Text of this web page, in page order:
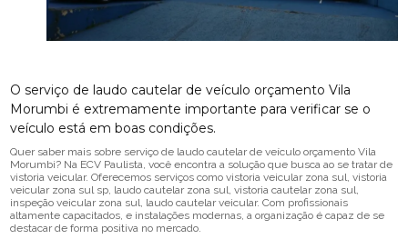
O serviço de laudo cautelar de veículo orçamento Vila
Morumbi é extremamente importante para verificar se o
veículo está em boas condições.
Quer saber mais sobre serviço de laudo cautelar de veículo orçamento Vila
Morumbi? Na ECV Paulista, você encontra a solução que busca ao se tratar de
vistoria veicular. Oferecemos serviços como vistoria veicular zona sul, vistoria
veicular zona sul sp, laudo cautelar zona sul, vistoria cautelar zona sul,
inspeção veicular zona sul, laudo cautelar veicular. Com profissionais
altamente capacitados, e instalações modernas, a organização é capaz de se
destacar de forma positiva no mercado.